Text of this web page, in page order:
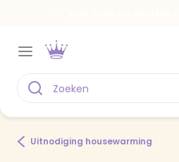
Uitnodiging housewarming